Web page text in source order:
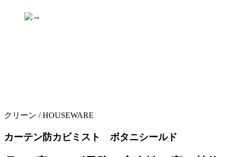
クリーン /HOUSEWARE
カーテン防カビミスト ボタニシールド